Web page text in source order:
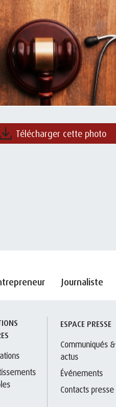
Télécharger cette photo
Journaliste
ESPACE PRESSE
Communiqués &
actus
Événements
Contacts presse